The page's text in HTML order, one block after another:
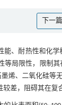
下一篇
能、耐热性和化
局限性，限制
烯、二氧化硅等
较差，阻碍其在复